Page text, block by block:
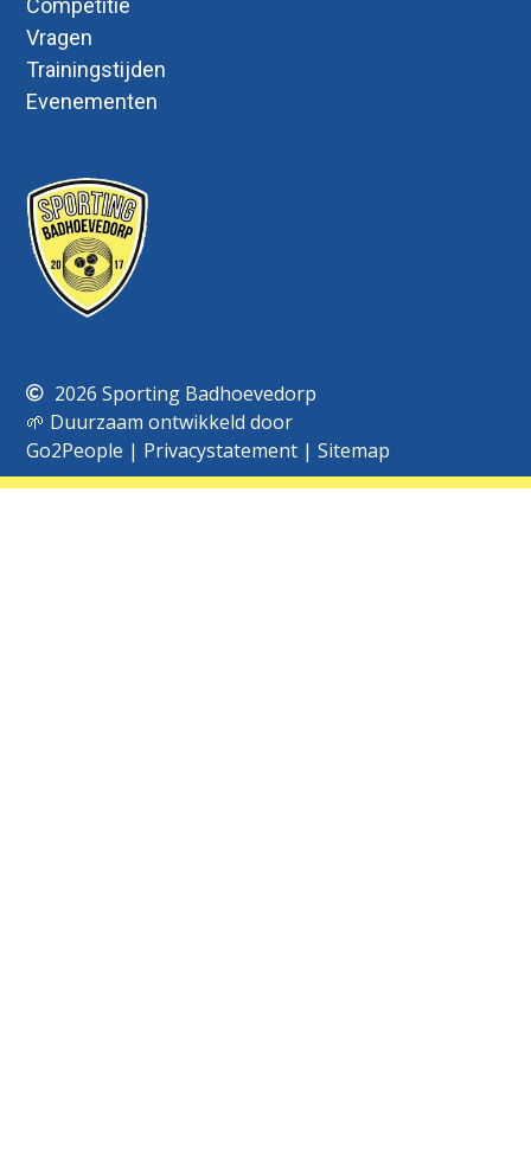
Competitie
Vragen
Trainingstijden
Evenementen
2026 Sporting Badhoevedorp
🌱 Duurzaam ontwikkeld door
Go2People | Privacystatement |Sitemap